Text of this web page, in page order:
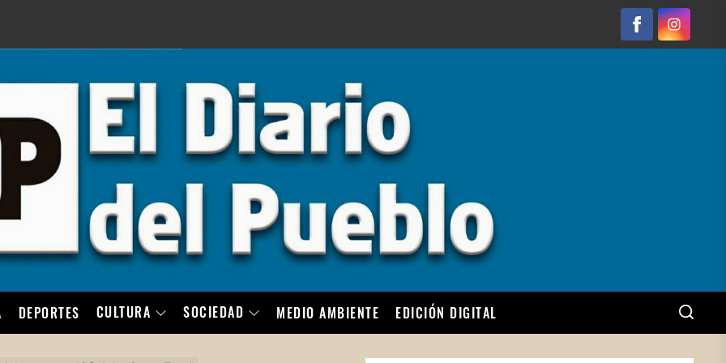
FacebookInstagram
DEPORTES CULTURA SOCIEDAD MEDIO AMBIENTE EDICIÓN DIGITAL